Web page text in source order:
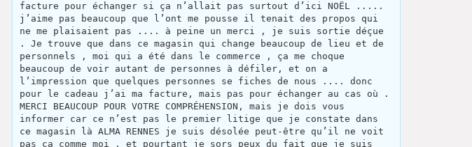
facture pour échanger si ça n’allait pas surtout d’ici NOËL .....
j’aime pas beaucoup que l’ont me pousse il tenait des propos qui
ne me plaisaient pas .... à peine un merci , je suis sortie déçue
. Je trouve que dans ce magasin qui change beaucoup de lieu et de
personnels , moi qui a été dans le commerce , ça me choque
beaucoup de voir autant de personnes à défiler, et on a
l’impression que quelques personnes se fiches de nous .... donc
pour le cadeau j’ai ma facture, mais pas pour échanger au cas où .
MERCI BEAUCOUP POUR VOTRE COMPRÉHENSION, mais je dois vous
informer car ce n’est pas le premier litige que je constate dans
ce magasin là ALMA RENNES je suis désolée peut-être qu’il ne voit
pas ça comme moi , et pourtant je sors peux du fait que je suis